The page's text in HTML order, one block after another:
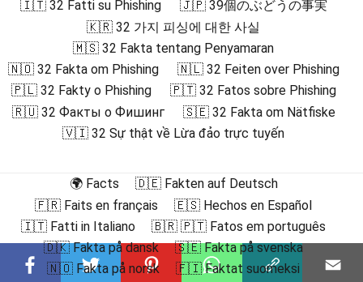
🇮🇹 32 Fatti su Phishing
🇯🇵 39個のぶどうの事実
🇰🇷 32 가지 피싱에 대한 사실
🇲🇸 32 Fakta tentang Penyamaran
🇳🇴 32 Fakta om Phishing
🇳🇱 32 Feiten over Phishing
🇵🇱 32 Fakty o Phishing
🇵🇹 32 Fatos sobre Phishing
🇷🇺 32 Факты о Фишинг
🇸🇪 32 Fakta om Nätfiske
🇻🇮 32 Sự thật về Lừa đảo trực tuyến
🌍 Facts
🇩🇪 Fakten auf Deutsch
🇫🇷 Faits en français
🇪🇸 Hechos en Español
🇮🇹 Fatti in Italiano
🇧🇷 🇵🇹 Fatos em português
🇩🇰 Fakta på dansk
🇸🇪 Fakta på svenska
🇳🇴 Fakta på norsk
🇫🇮 Faktat suomeksi